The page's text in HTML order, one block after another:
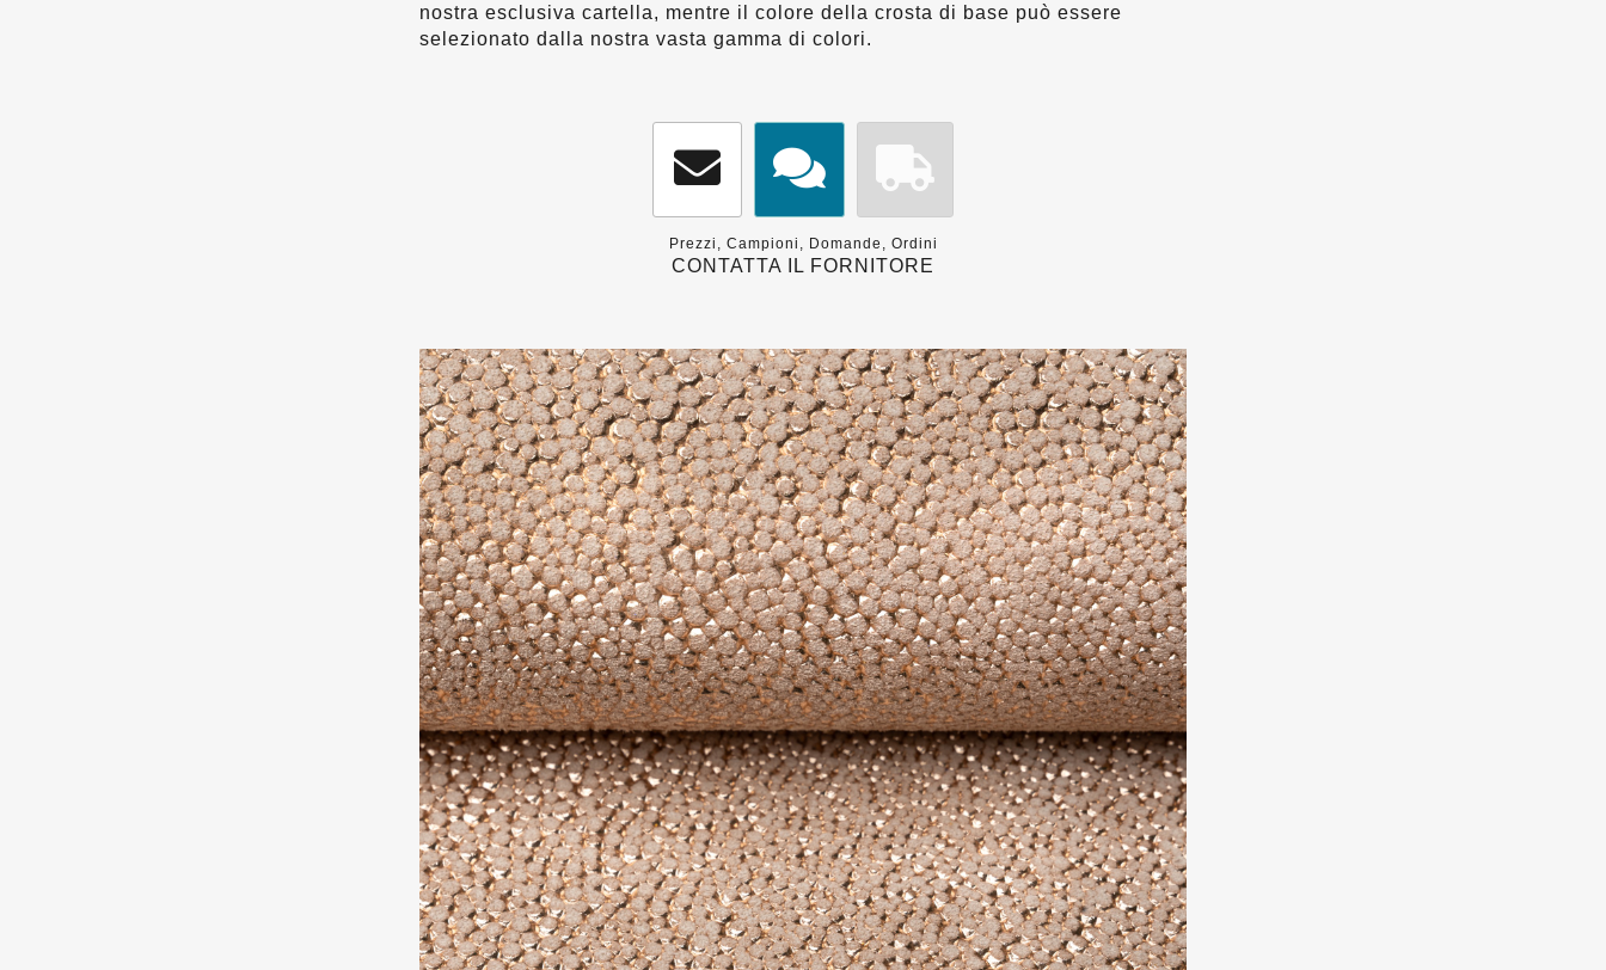
nostra esclusiva cartella, mentre il colore della crosta di base può essere
selezionato dalla nostra vasta gamma di colori.
Prezzi, Campioni, Domande, Ordini
CONTATTA IL FORNITORE